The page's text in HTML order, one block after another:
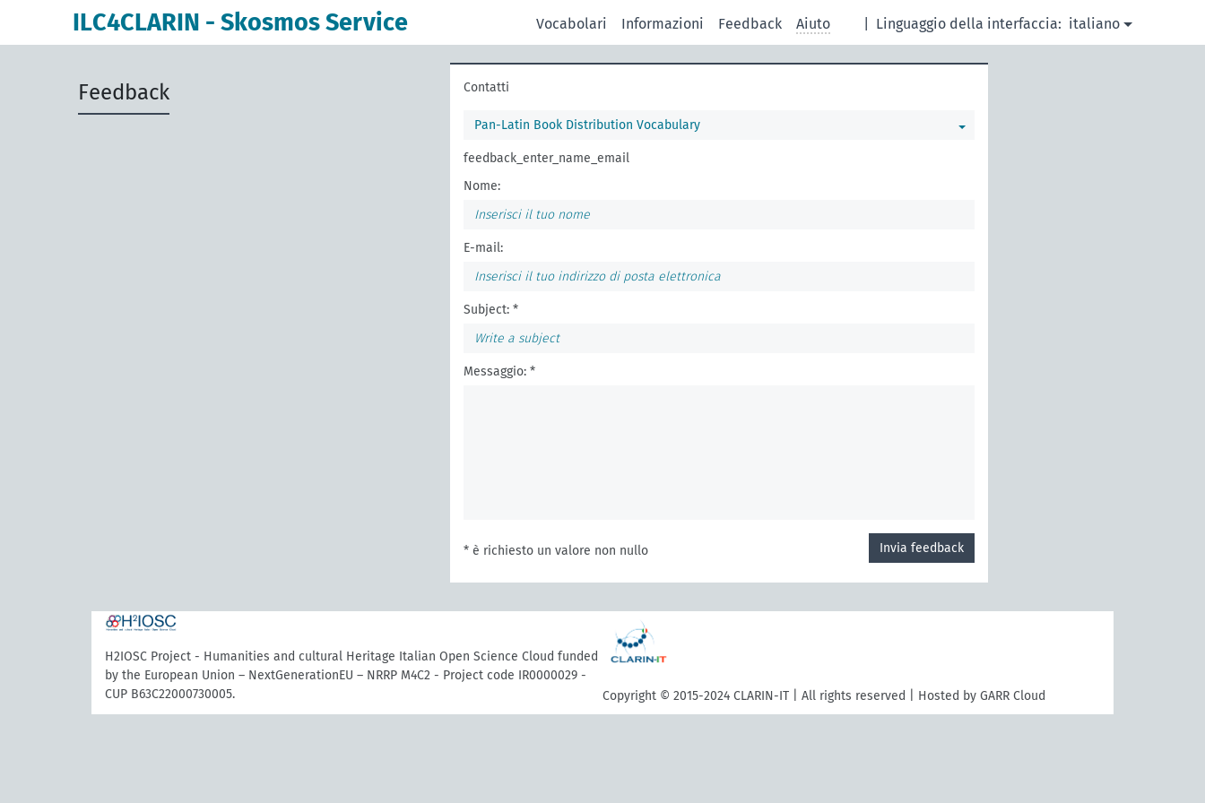
ILC4CLARIN - Skosmos Service Linguaggio della interfaccia: italiano
Vocabolari Informazioni Feedback Aiuto
Feedback Contatti
Pan-Latin Book Distribution Vocabulary
feedback_enter_name_email
Nome:
E-mail:
Subject: *
Messaggio: *
Invia feedback
* è richiesto un valore non nullo
H2IOSC Project - Humanities and cultural Heritage Italian Open Science Cloud funded
by the European Union – NextGenerationEU – NRRP M4C2 - Project code IR0000029 -
CUP B63C22000730005.
Copyright © 2015-2024 CLARIN-IT | All rights reserved | Hosted by GARR Cloud